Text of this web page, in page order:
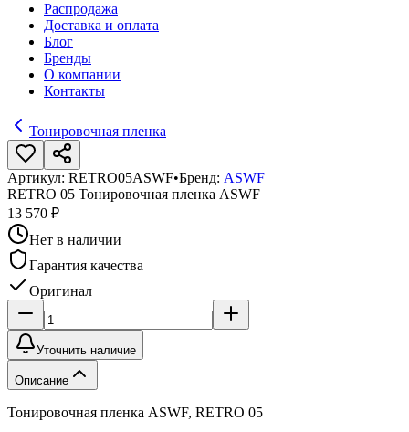
Распродажа
Доставка и оплата
Блог
Бренды
О компании
Контакты
Тонировочная пленка
Артикул: RETRO05ASWF•Бренд: ASWF
RETRO 05 Тонировочная пленка ASWF
13 570 ₽
Нет в наличии
Гарантия качества
Оригинал
Уточнить наличие
Описание
Тонировочная пленка ASWF, RETRO 05